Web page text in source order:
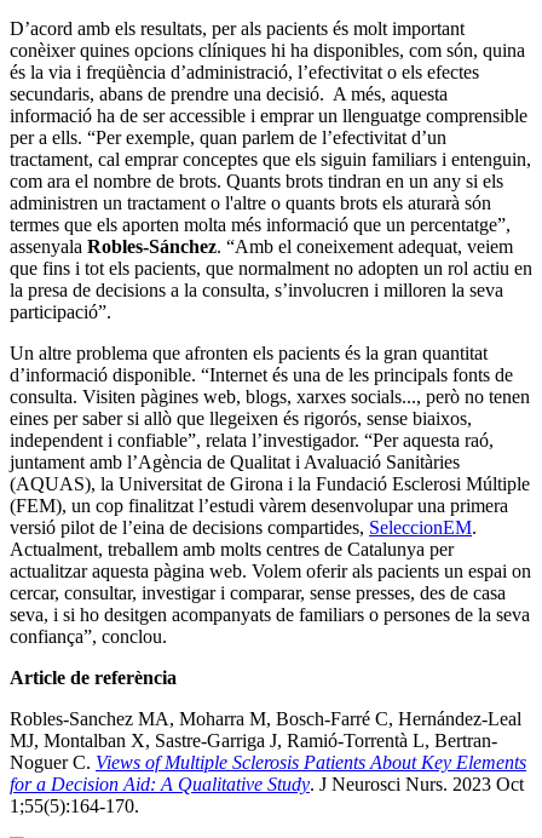
D’acord amb els resultats, per als pacients és molt important
conèixer quines opcions clíniques hi ha disponibles, com són, quina
és la via i freqüència d’administració, l’efectivitat o els efectes
secundaris, abans de prendre una decisió. A més, aquesta
informació ha de ser accessible i emprar un llenguatge comprensible
per a ells. “Per exemple, quan parlem de l’efectivitat d’un
tractament, cal emprar conceptes que els siguin familiars i entenguin,
com ara el nombre de brots. Quants brots tindran en un any si els
administren un tractament o l'altre o quants brots els aturarà són
termes que els aporten molta més informació que un percentatge”,
assenyala Robles-Sánchez. “Amb el coneixement adequat, veiem
que fins i tot els pacients, que normalment no adopten un rol actiu en
la presa de decisions a la consulta, s’involucren i milloren la seva
participació”.
Un altre problema que afronten els pacients és la gran quantitat
d’informació disponible. “Internet és una de les principals fonts de
consulta. Visiten pàgines web, blogs, xarxes socials..., però no tenen
eines per saber si allò que llegeixen és rigorós, sense biaixos,
independent i confiable”, relata l’investigador. “Per aquesta raó,
juntament amb l’Agència de Qualitat i Avaluació Sanitàries
(AQUAS), la Universitat de Girona i la Fundació Esclerosi Múltiple
(FEM), un cop finalitzat l’estudi vàrem desenvolupar una primera
versió pilot de l’eina de decisions compartides, SeleccionEM.
Actualment, treballem amb molts centres de Catalunya per
actualitzar aquesta pàgina web. Volem oferir als pacients un espai on
cercar, consultar, investigar i comparar, sense presses, des de casa
seva, i si ho desitgen acompanyats de familiars o persones de la seva
confiança”, conclou.
Article de referència
Robles-Sanchez MA, Moharra M, Bosch-Farré C, Hernández-Leal
MJ, Montalban X, Sastre-Garriga J, Ramió-Torrentà L, Bertran-
Noguer C. Views of Multiple Sclerosis Patients About Key Elements
for a Decision Aid: A Qualitative Study. J Neurosci Nurs. 2023 Oct
1;55(5):164-170.